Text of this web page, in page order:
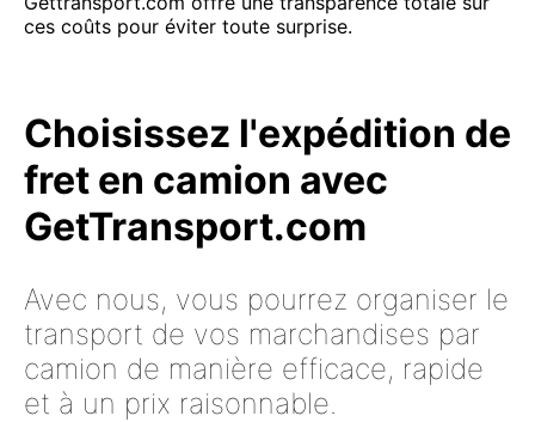
ces coûts pour éviter toute surprise.
Choisissez l'expédition de
fret en camion avec
GetTransport.com
Avec nous, vous pourrez organiser le
transport de vos marchandises par
camion de manière efficace, rapide
et à un prix raisonnable.